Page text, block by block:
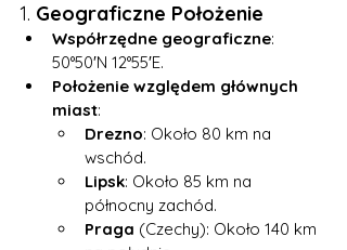
1. Geograficzne Położenie
Współrzędne geograficzne:
50°50′N 12°55′E.
Położenie względem głównych
miast:
Drezno: Około 80 km na
wschód.
Lipsk: Około 85 km na
północny zachód.
Praga (Czechy): Około 140 km